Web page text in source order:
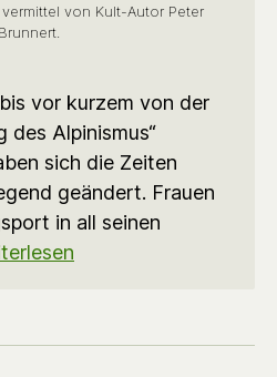
von Kult-Autor Peter
Brunnert.
vor kurzem von der
des Alpinismus“
sich die Zeiten
geändert. Frauen
in all seinen